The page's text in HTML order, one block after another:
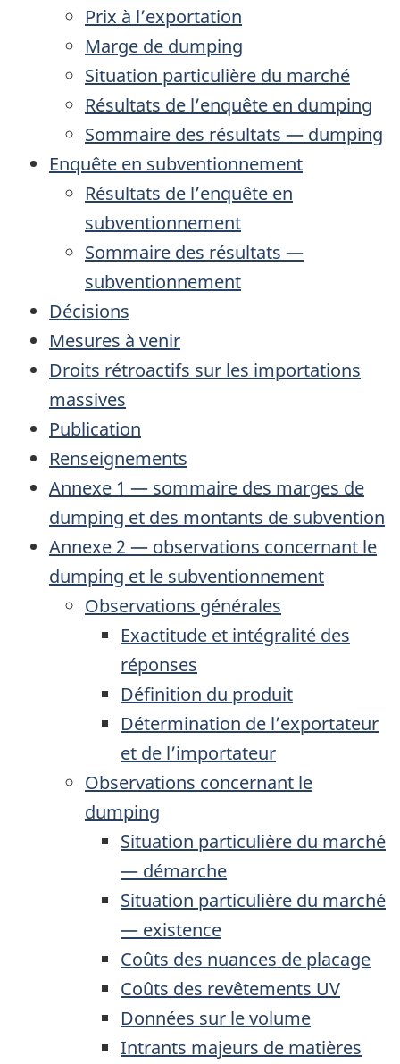
Prix à l’exportation
Marge de dumping
Situation particulière du marché
Résultats de l’enquête en dumping
Sommaire des résultats — dumping
Enquête en subventionnement
Résultats de l’enquête en
subventionnement
Sommaire des résultats —
subventionnement
Décisions
Mesures à venir
Droits rétroactifs sur les importations
massives
Publication
Renseignements
Annexe 1 — sommaire des marges de
dumping et des montants de subvention
Annexe 2 — observations concernant le
dumping et le subventionnement
Observations générales
Exactitude et intégralité des
réponses
Définition du produit
Détermination de l’exportateur
et de l’importateur
Observations concernant le
dumping
Situation particulière du marché
— démarche
Situation particulière du marché
— existence
Coûts des nuances de placage
Coûts des revêtements UV
Données sur le volume
Intrants majeurs de matières